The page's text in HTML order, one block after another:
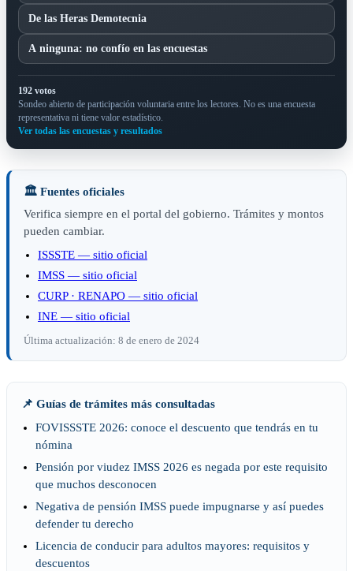
De las Heras Demotecnia
A ninguna: no confío en las encuestas
192 votos
Sondeo abierto de participación voluntaria entre los lectores. No es una encuesta
representativa ni tiene valor estadístico.
Ver todas las encuestas y resultados
🏛️ Fuentes oficiales
Verifica siempre en el portal del gobierno. Trámites y montos
pueden cambiar.
ISSSTE — sitio oficial
IMSS — sitio oficial
CURP · RENAPO — sitio oficial
INE — sitio oficial
Última actualización: 8 de enero de 2024
📌 Guías de trámites más consultadas
FOVISSSTE 2026: conoce el descuento que tendrás en tu
nómina
Pensión por viudez IMSS 2026 es negada por este requisito
que muchos desconocen
Negativa de pensión IMSS puede impugnarse y así puedes
defender tu derecho
Licencia de conducir para adultos mayores: requisitos y
descuentos